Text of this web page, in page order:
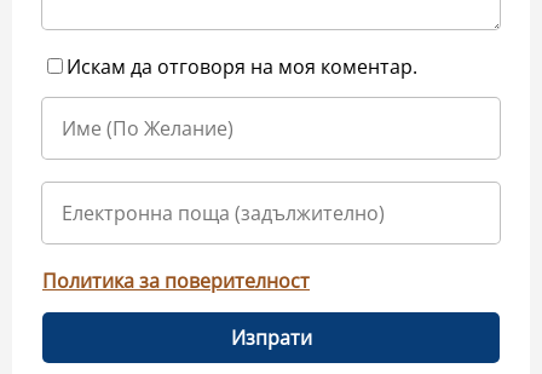
Искам да отговоря на моя коментар.
Политика за поверителност
Изпрати